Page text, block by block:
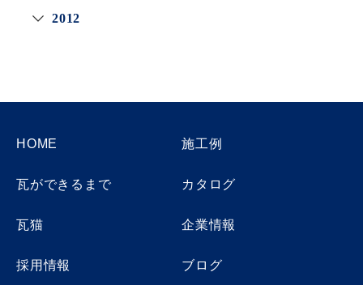
2012
HOME 施工例
瓦ができるまで カタログ
瓦猫 企業情報
採用情報 ブログ